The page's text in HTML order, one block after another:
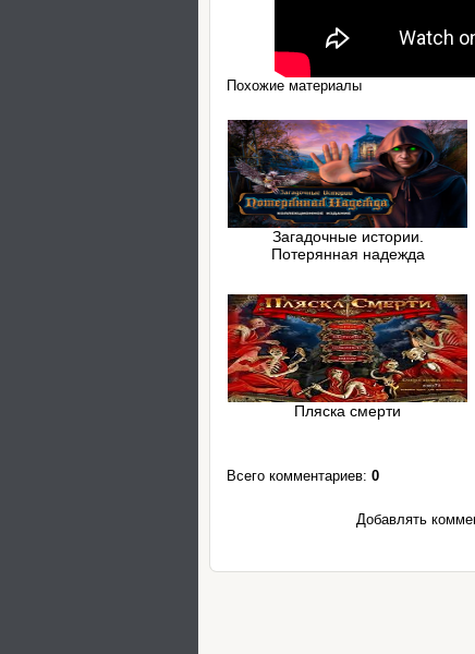
Похожие материалы
Загадочные истории.
Потерянная надежда
Пляска смерти
Всего комментариев: 0
Добавлять